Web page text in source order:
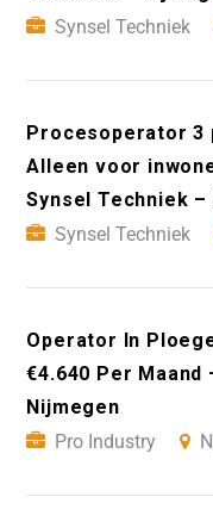
Synsel Techniek
Procesoperator 3
Alleen voor
Synsel Techniek –
Synsel Techniek
Operator In
€4.640 Per Maand
Nijmegen
Pro Industry